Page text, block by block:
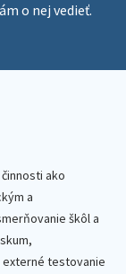
o nej vedieť.
ako
a
škôl a
testovanie